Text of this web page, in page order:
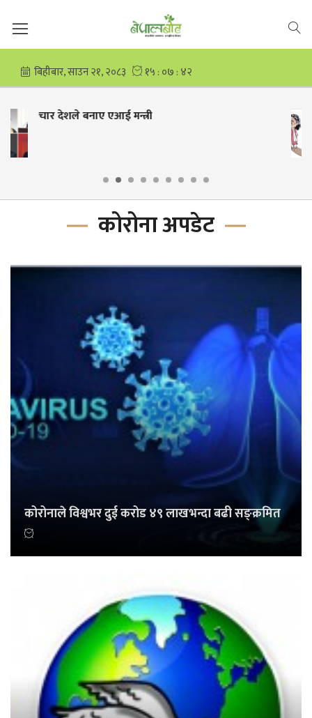
कांग्रेस भित्रको विवादमा तीनतिर तिन कोइराला
कोरोना अपडेट
कोरोनाले विश्वभर दुई करोड ४९ लाखभन्दा बढी सङ्क्रमित